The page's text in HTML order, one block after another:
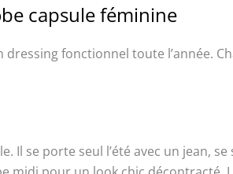
capsule féminine
fonctionnel toute l’année.
Il se porte seul l’été avec un jean,